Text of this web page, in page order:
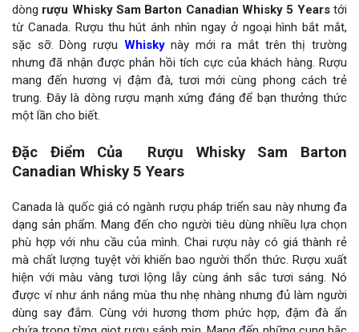
dòng rượu Whisky Sam Barton Canadian Whisky 5 Yearstới
từ Canada. Rượu thu hút ánh nhìn ngay ở ngoại hình bắt mắt,
sặc sỡ. Dòng rượu Whiskynày mới ra mắt trên thị trường
nhưng đã nhận được phản hồi tích cực của khách hàng. Rượu
mang đến hương vị đậm đà, tươi mới cùng phong cách trẻ
trung. Đây là dòng rượu mạnh xứng đáng để bạn thưởng thức
một lần cho biết.
Đặc Điểm Của Rượu Whisky Sam Barton
Canadian Whisky 5 Years
Canada là quốc giá có ngành rượu pháp triển sau này nhưng đa
dạng sản phẩm. Mang đến cho người tiêu dùng nhiều lựa chọn
phù hợp với nhu cầu của mình. Chai rượu này có giá thành rẻ
mà chất lượng tuyệt vời khiến bao người thổn thức. Rượu xuất
hiện với màu vàng tươi lộng lẫy cùng ánh sắc tươi sáng. Nó
được ví như ánh nắng mùa thu nhẹ nhàng nhưng đủ làm người
dùng say đắm. Cùng với hương thơm phức hợp, đậm đà ẩn